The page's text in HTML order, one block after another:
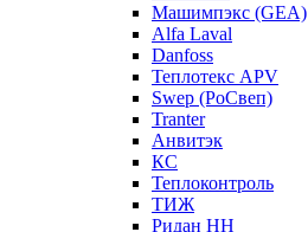
Машимпэкс (GEA)
Alfa Laval
Danfoss
Теплотекс APV
Swep (РоСвеп)
Tranter
Анвитэк
КС
Теплоконтроль
ТИЖ
Ридан НН